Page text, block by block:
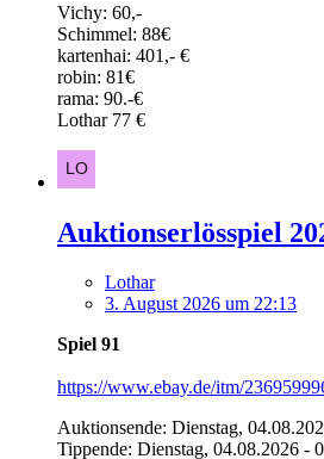
Vichy: 60,-
Schimmel: 88€
kartenhai: 401,- €
robin: 81€
rama: 90.-€
Lothar 77 €
Auktionserlösspiel
Lothar
3. August 2026 um 22:13
Spiel 91
https://www.ebay.de/itm/
Auktionsende: Dienstag,
Tippende: Dienstag, 04.08.2026 -